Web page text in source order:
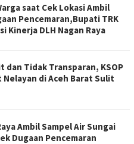
saat Cek Lokasi Ambil
Pencemaran,Bupati TRK
Kinerja DLH Nagan Raya
dan Tidak Transparan, KSOP
Nelayan di Aceh Barat Sulit
Ambil Sampel Air Sungai
Dugaan Pencemaran